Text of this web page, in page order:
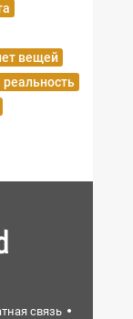
вещей
реальность
связь